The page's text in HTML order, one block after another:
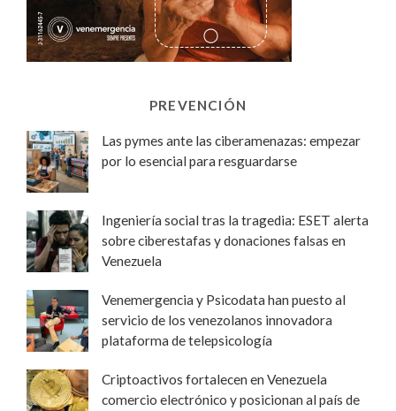
PREVENCIÓN
Las pymes ante las ciberamenazas: empezar
por lo esencial para resguardarse
Ingeniería social tras la tragedia: ESET alerta
sobre ciberestafas y donaciones falsas en
Venezuela
Venemergencia y Psicodata han puesto al
servicio de los venezolanos innovadora
plataforma de telepsicología
Criptoactivos fortalecen en Venezuela
comercio electrónico y posicionan al país de